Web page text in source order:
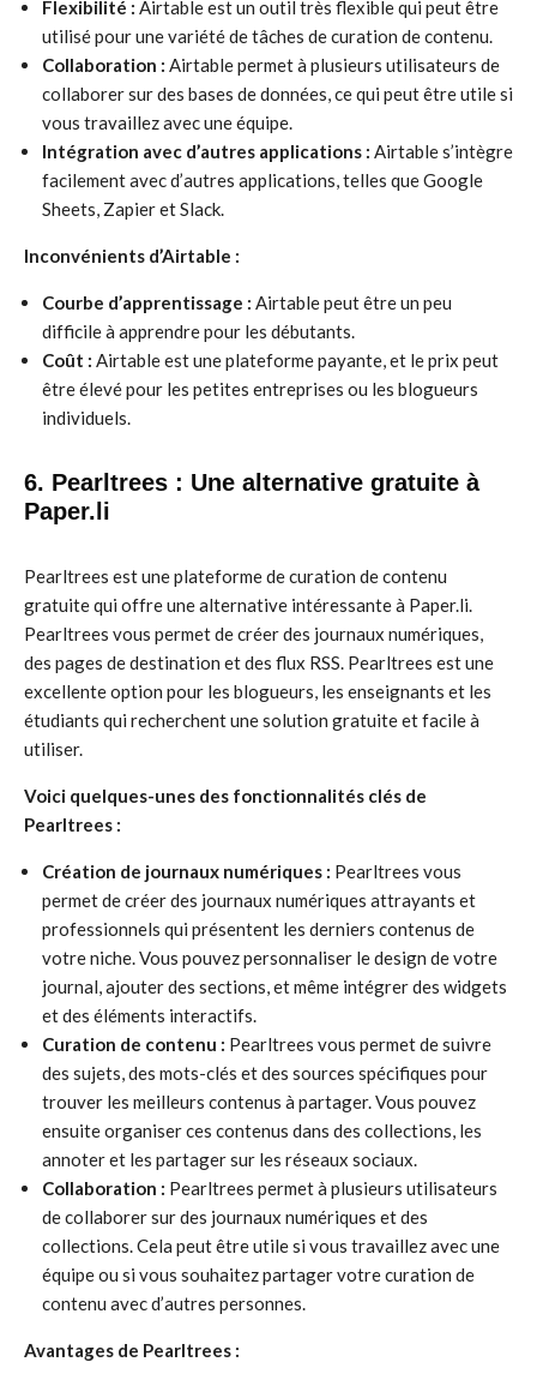
Flexibilité : Airtable est un outil très flexible qui peut être
utilisé pour une variété de tâches de curation de contenu.
Collaboration : Airtable permet à plusieurs utilisateurs de
collaborer sur des bases de données, ce qui peut être utile si
vous travaillez avec une équipe.
Intégration avec d’autres applications : Airtable s’intègre
facilement avec d’autres applications, telles que Google
Sheets, Zapier et Slack.
Inconvénients d’Airtable :
Courbe d’apprentissage : Airtable peut être un peu
difficile à apprendre pour les débutants.
Coût : Airtable est une plateforme payante, et le prix peut
être élevé pour les petites entreprises ou les blogueurs
individuels.
6. Pearltrees : Une alternative gratuite à
Paper.li
Pearltrees est une plateforme de curation de contenu
gratuite qui offre une alternative intéressante à Paper.li.
Pearltrees vous permet de créer des journaux numériques,
des pages de destination et des flux RSS. Pearltrees est une
excellente option pour les blogueurs, les enseignants et les
étudiants qui recherchent une solution gratuite et facile à
utiliser.
Voici quelques-unes des fonctionnalités clés de
Pearltrees :
Création de journaux numériques : Pearltrees vous
permet de créer des journaux numériques attrayants et
professionnels qui présentent les derniers contenus de
votre niche. Vous pouvez personnaliser le design de votre
journal, ajouter des sections, et même intégrer des widgets
et des éléments interactifs.
Curation de contenu : Pearltrees vous permet de suivre
des sujets, des mots-clés et des sources spécifiques pour
trouver les meilleurs contenus à partager. Vous pouvez
ensuite organiser ces contenus dans des collections, les
annoter et les partager sur les réseaux sociaux.
Collaboration : Pearltrees permet à plusieurs utilisateurs
de collaborer sur des journaux numériques et des
collections. Cela peut être utile si vous travaillez avec une
équipe ou si vous souhaitez partager votre curation de
contenu avec d’autres personnes.
Avantages de Pearltrees :